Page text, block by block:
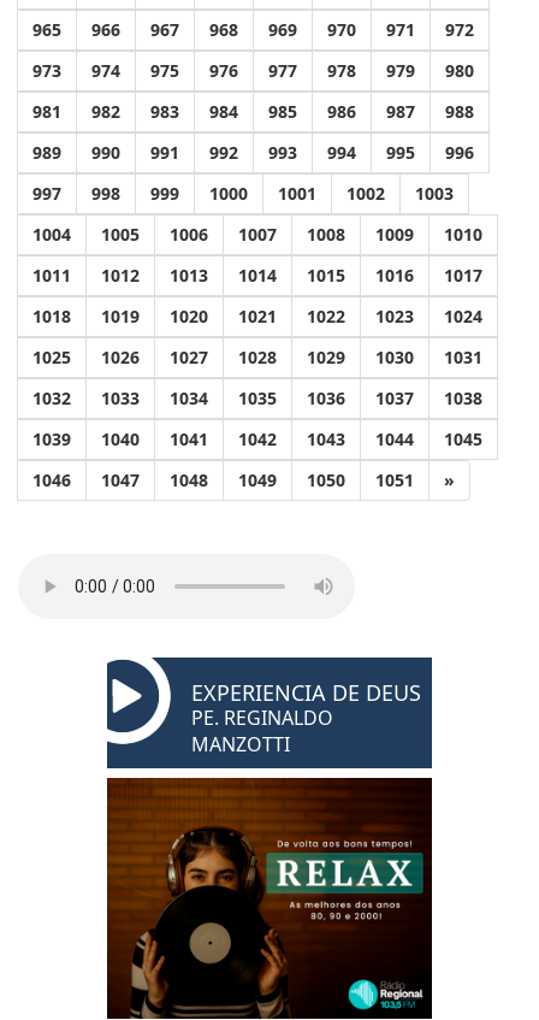
965
966 967 968 969 970 971
972
973
974 975 976 977 978 979
980
981
982 983 984 985 986 987
988
989
990 991 992 993 994 995
996
997
998 999 1000 1001 1002
1003
1004
1005 1006 1007 1008 1009
1010
1011
1012 1013 1014 1015 1016
1017
1018
1019 1020 1021 1022 1023
1024
1025
1026 1027 1028 1029 1030
1031
1032
1033 1034 1035 1036 1037
1038
1039
1040 1041 1042 1043 1044
1045
1046
1047 1048 1049 1050 1051 »
EXPERIENCIA DE DEUS
PE. REGINALDO
MANZOTTI